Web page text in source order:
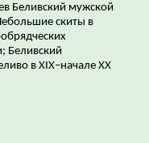
Беливский мужской
скиты в
Беливский
в ХIХ–начале ХХ